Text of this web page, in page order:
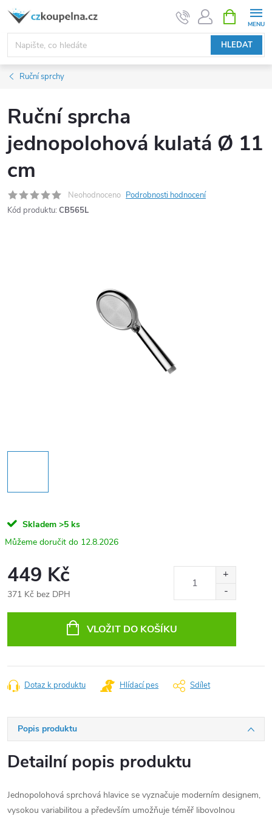
Přejít
obsah
HLEDAT
NÁKUPNÍ
KOŠÍK
Ruční sprchy
Ruční sprcha
jednopolohová kulatá Ø 11
cm
Neohodnoceno Podrobnosti hodnocení
Kód produktu: CB565L
Skladem >5 ks
12.8.2026
449 Kč
371 Kč bez DPH
VLOŽIT DO KOŠÍKU
Dotaz k produktu Hlídací pes Sdílet
Popis produktu
Detailní popis produktu
Jednopolohová sprchová hlavice se vyznačuje moderním designem,
vysokou variabilitou a především umožňuje téměř libovolnou